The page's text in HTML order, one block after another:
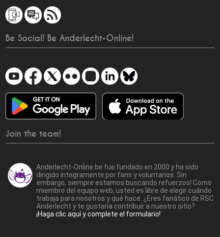
Be Social! Be Anderlecht-Online!
Join the team!
Anderlecht-Online.be fue fundado en 2000 y ha sido
dirigido íntegramente por fans y voluntarios. Sin
embargo, siempre estamos buscando refuerzos! Como
miembro del equipo web, usted es libre de elegir cuándo
trabaja para nosotros y qué hace. ¿Eres fanático de RSC
Anderlecht y te gustaría contribuir a nuestro sitio?
¡Haga clic aquí y complete el formulario!